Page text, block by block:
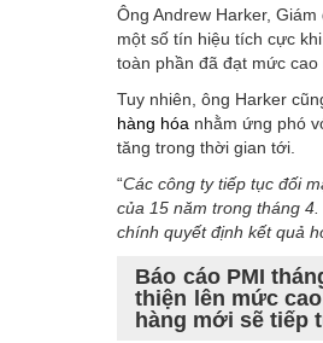
Ông Andrew Harker,
một số tín hiệu tích cực
toàn phần đã đạt mức
Tuy nhiên, ông Harker
hàng hóa nhằm ứng phó
tăng trong thời gian tới.
“Các công ty tiếp tục đối
của 15 năm trong tháng
chính quyết định kết quả
Báo cáo PMI
thiện lên mức
hàng mới sẽ tiếp